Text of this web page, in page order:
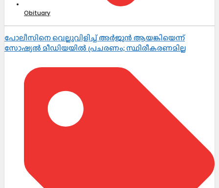
Obituary
പോലീസിനെ വെല്ലുവിളിച്ച് അർജുൻ ആയങ്കിയെന്ന്
സോഷ്യൽ മീഡിയയിൽ പ്രചരണം; സ്ഥിരീകരണമില്ല